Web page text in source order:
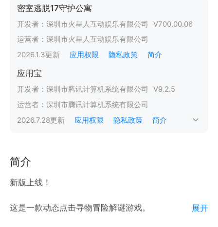
密室逃脱17守护公寓
开发者： 深圳市火星人互动娱乐有限公司 V700.00.06
运营者： 深圳市火星人互动娱乐有限公司
2026.1.3更新 应用权限 隐私政策 简介
应用宝
开发者： 深圳市腾讯计算机系统有限公司 V9.2.5
运营者： 深圳市腾讯计算机系统有限公司
2026.7.28更新 应用权限 隐私政策 简介
简介
新版上线！
这是一款动态点击寻物冒险解谜游戏。
展开